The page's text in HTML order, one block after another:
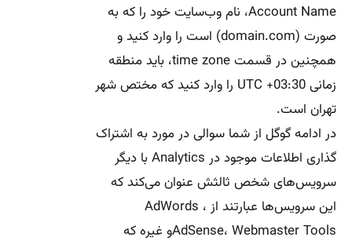
Account Name، نام وب‌سایت خود را که به
صورت (domain.com) است را وارد کنید و
همچنین در قسمت time zone، باید منطقه
زمانی UTC +03:30 را وارد کنید که مختص شهر
تهران است.
در ادامه گوگل از شما سوالی در مورد به اشتراک
گذاری اطلاعات موجود در Analytics با دیگر
سرویس‌های شخص ثالثش عنوان می‌کند که
این سرویس‌ها عبارتند از AdWords ،
AdSense، Webmaster Toolsو غیره که